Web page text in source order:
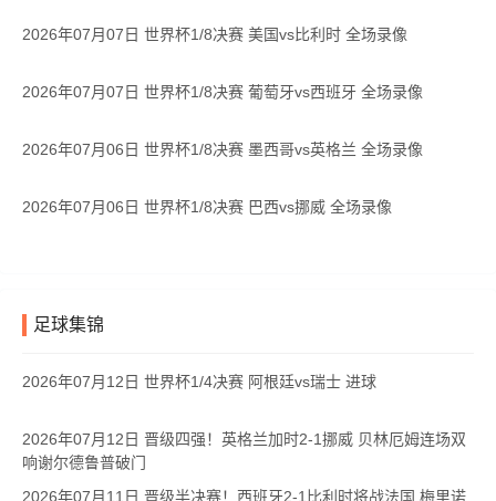
2026年07月07日 世界杯1/8决赛 美国vs比利时 全场录像
2026年07月07日 世界杯1/8决赛 葡萄牙vs西班牙 全场录像
2026年07月06日 世界杯1/8决赛 墨西哥vs英格兰 全场录像
2026年07月06日 世界杯1/8决赛 巴西vs挪威 全场录像
足球集锦
2026年07月12日 世界杯1/4决赛 阿根廷vs瑞士 进球
2026年07月12日 晋级四强！英格兰加时2-1挪威 贝林厄姆连场双
响谢尔德鲁普破门
2026年07月11日 晋级半决赛！西班牙2-1比利时将战法国 梅里诺